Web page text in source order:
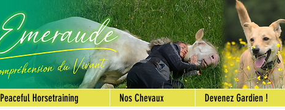
Peaceful Horsetraining Nos Chevaux Devenez Gardien !